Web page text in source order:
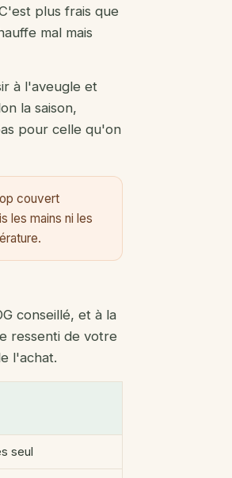
plus frais que
mal mais
à l'aveugle et
la saison,
pour celle qu'on
couvert
les mains ni les
conseillé, et à la
ressenti de votre
l'achat.
seul